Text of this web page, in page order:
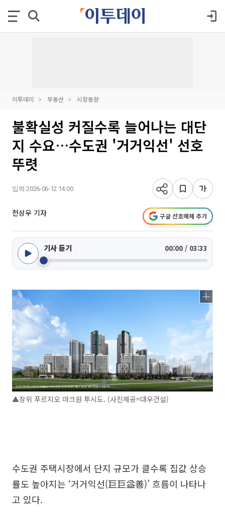
이투데이 부동산 시장동향
불확실성 커질수록 늘어나는 대단
지 수요…수도권 '거거익선' 선호
뚜렷
입력 2026-06-12 14:00
천상우 기자 구글 선호매체 추가
기사 듣기 00:00 / 03:33
▲장위 푸르지오 마크원 투시도. (사진제공=대우건설)
수도권 주택시장에서 단지 규모가 클수록 집값 상승
률도 높아지는 ‘거거익선(巨巨益善)’ 흐름이 나타나
고 있다.